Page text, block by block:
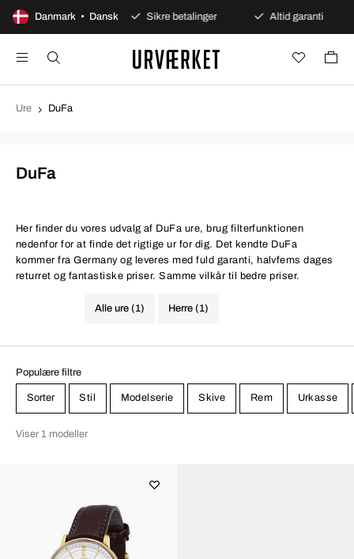
Danmark • Dansk
dages åbent køb Sikre betalinger Altid garanti
Ure DuFa
DuFa
Her finder du vores udvalg af DuFa ure, brug filterfunktionen
nedenfor for at finde det rigtige ur for dig. Det kendte DuFa
kommer fra Germany og leveres med fuld garanti, halvfems dages
returret og fantastiske priser. Samme vilkår til bedre priser.
Alle ure (1) Herre (1)
Populære filtre
Sorter Stil Modelserie Skive Rem Urkasse
Viser 1 modeller